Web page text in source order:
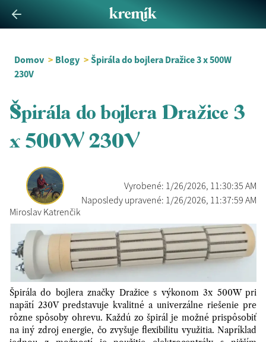
Domov > Blogy > Špirála do bojlera Dražice 3 x 500W
230V
Špirála do bojlera Dražice 3
x 500W 230V
Miroslav Katrenčik
Vyrobené: 1/26/2026, 11:30:35 AM
Naposledy upravené: 1/26/2026, 11:37:59 AM
Špirála do bojlera značky Dražice s výkonom 3x 500W pri
napätí 230V predstavuje kvalitné a univerzálne riešenie pre
rôzne spôsoby ohrevu. Každú zo špirál je možné prispôsobiť
na iný zdroj energie, čo zvyšuje flexibilitu využitia. Napríklad